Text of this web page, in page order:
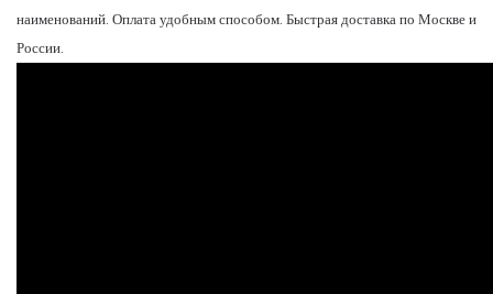
наименований. Оплата удобным способом. Быстрая доставка по Москве и
России.